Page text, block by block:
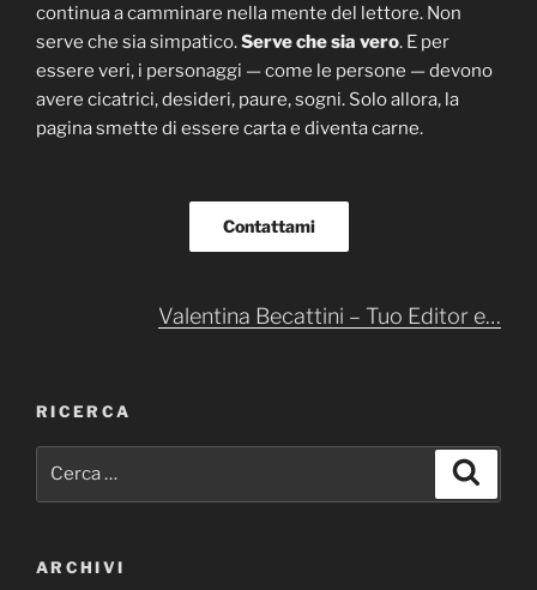
continua a camminare nella mente del lettore. Non
serve che sia simpatico.Serve che sia vero. E per
essere veri, i personaggi — come le persone — devono
avere cicatrici, desideri, paure, sogni. Solo allora, la
pagina smette di essere carta e diventa carne.
Contattami
Valentina Becattini – Tuo Editor e…
RICERCA
ARCHIVI